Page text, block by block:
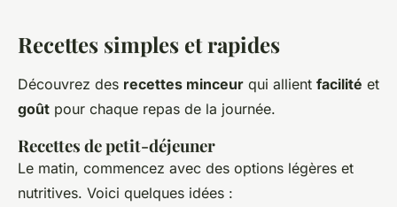
Recettes simples et rapides
Découvrez des recettes minceur qui allient facilité et
goût pour chaque repas de la journée.
Recettes de petit-déjeuner
Le matin, commencez avec des options légères et
nutritives. Voici quelques idées :